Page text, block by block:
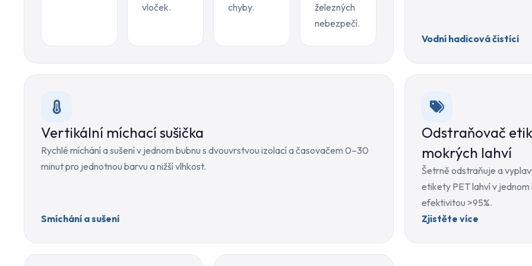
vloček. chyby.
železných
nebezpečí.
Vodní hadicová čistící
Vertikální míchací sušička
Rychlé míchání a sušení v jednom bubnu s dvouvrstvou izolací a časovačem 0–30
minut pro jednotnou barvu a nižší vlhkost.
Smíchání a sušení
Odstraňovač
mokrých lahví
Šetrně odstraňuje a
etikety PET lahví v jednom
efektivitou >95%.
Zjistěte více